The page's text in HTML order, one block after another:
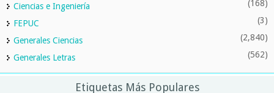
Ciencias e Ingeniería (168)
FEPUC (3)
Generales Ciencias (2,840)
Generales Letras (562)
Etiquetas Más Populares